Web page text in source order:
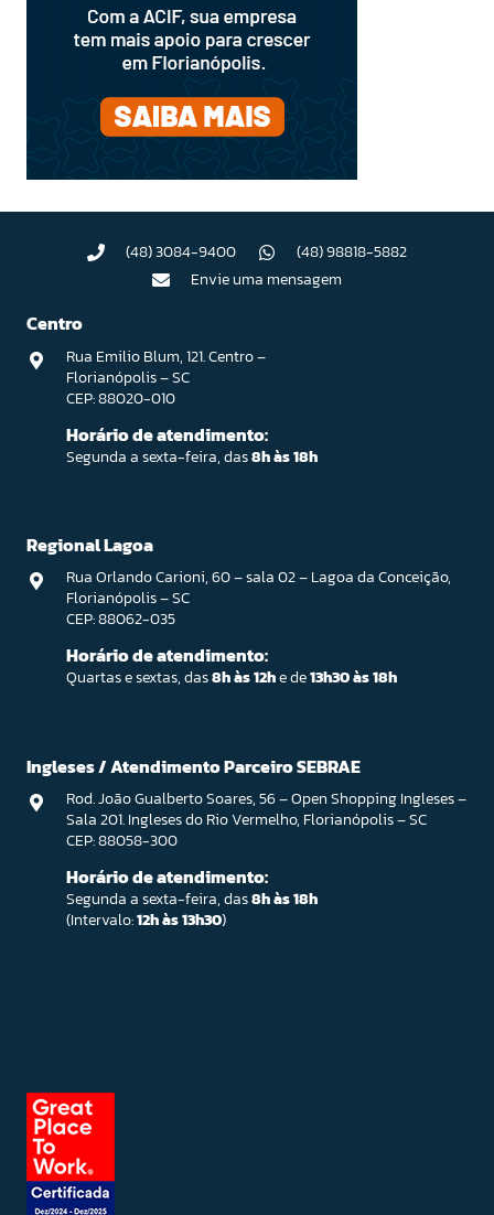
(48) 3084-9400
(48) 98818-5882
Envie uma mensagem
Centro
Rua Emilio Blum, 121. Centro –
Florianópolis – SC
CEP: 88020-010
Horário de atendimento:
Segunda a sexta-feira, das8h às 18h
Regional Lagoa
Rua Orlando Carioni, 60 – sala 02 – Lagoa da Conceição,
Florianópolis – SC
CEP: 88062-035
Horário de atendimento:
Quartas e sextas, das8h às 12he de13h30 às 18h
Ingleses / Atendimento Parceiro SEBRAE
Rod. João Gualberto Soares, 56 – Open Shopping Ingleses –
Sala 201. Ingleses do Rio Vermelho, Florianópolis – SC
CEP: 88058-300
Horário de atendimento:
Segunda a sexta-feira, das8h às 18h
(Intervalo:12h às 13h30)